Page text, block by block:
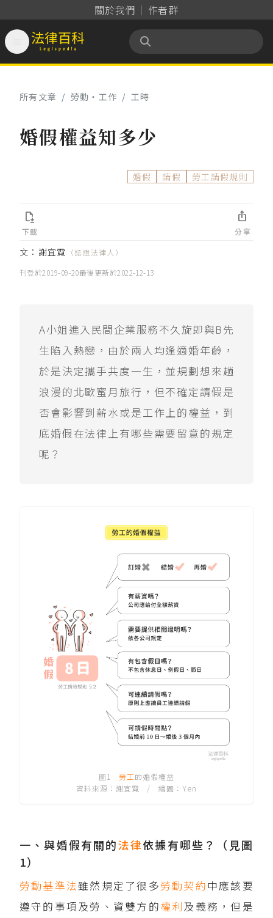
關於我們 作者群
法律百科 Legispedia
所有文章 / 勞動‧工作 / 工時
婚假權益知多少
婚假 請假 勞工請假規則
文： 謝宜霓 （認證法律人）
刊登於2019-09-20最後更新於2022-12-13
A小姐進入民間企業服務不久旋即與B先
生陷入熱戀，由於兩人均逢適婚年齡，
於是決定攜手共度一生，並規劃想來趟
浪漫的北歐蜜月旅行，但不確定請假是
否會影響到薪水或是工作上的權益，到
底婚假在法律上有哪些需要留意的規定
呢？
圖1勞工的婚假權益
資料來源：謝宜霓 / 繪圖：Yen
一、與婚假有關的法律依據有哪些？（見圖
1）
勞動基準法雖然規定了很多勞動契約中應該要
遵守的事項及勞、資雙方的權利及義務，但是
下載

分享
